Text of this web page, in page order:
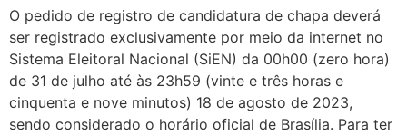
O pedido de registro de candidatura de chapa deverá
ser registrado exclusivamente por meio da internet no
Sistema Eleitoral Nacional (SiEN) da 00h00 (zero hora)
de 31 de julho até às 23h59 (vinte e três horas e
cinquenta e nove minutos) 18 de agosto de 2023,
sendo considerado o horário oficial de Brasília. Para ter